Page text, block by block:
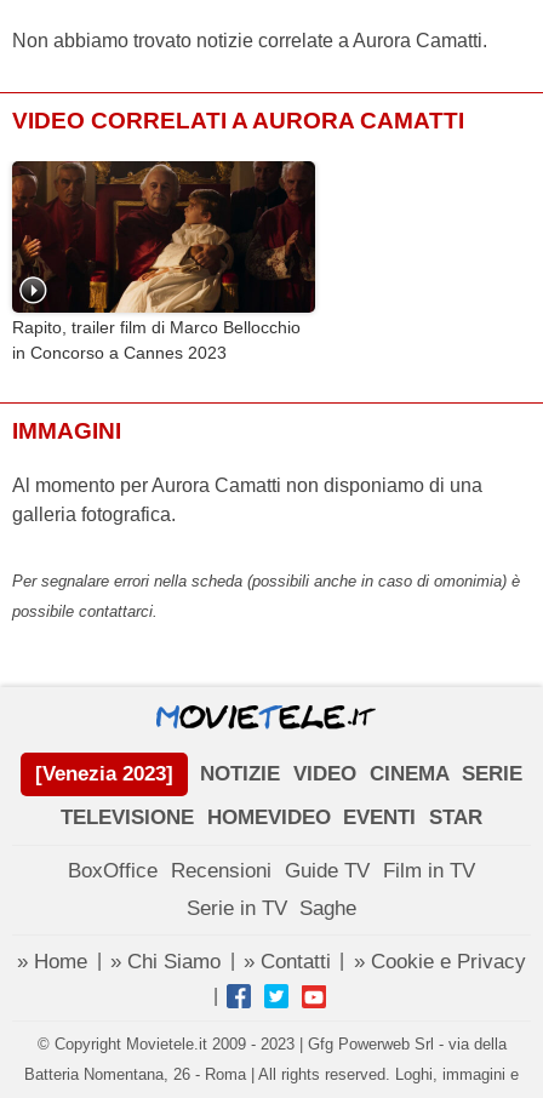
Non abbiamo trovato notizie correlate a Aurora Camatti.
VIDEO CORRELATI A AURORA CAMATTI
Rapito, trailer film di Marco Bellocchio
in Concorso a Cannes 2023
IMMAGINI
Al momento per Aurora Camatti non disponiamo di una
galleria fotografica.
Per segnalare errori nella scheda (possibili anche in caso di omonimia) è
possibile contattarci.
[Venezia 2023] NOTIZIE VIDEO CINEMA SERIE
TELEVISIONE
HOMEVIDEO EVENTI STAR
BoxOffice Recensioni Guide TV
Film in TV
Serie in TV Saghe
» Home » Chi Siamo » Contatti » Cookie e Privacy
© Copyright Movietele.it 2009 - 2023 | Gfg Powerweb Srl - via della
Batteria Nomentana, 26 - Roma | All rights reserved. Loghi, immagini e